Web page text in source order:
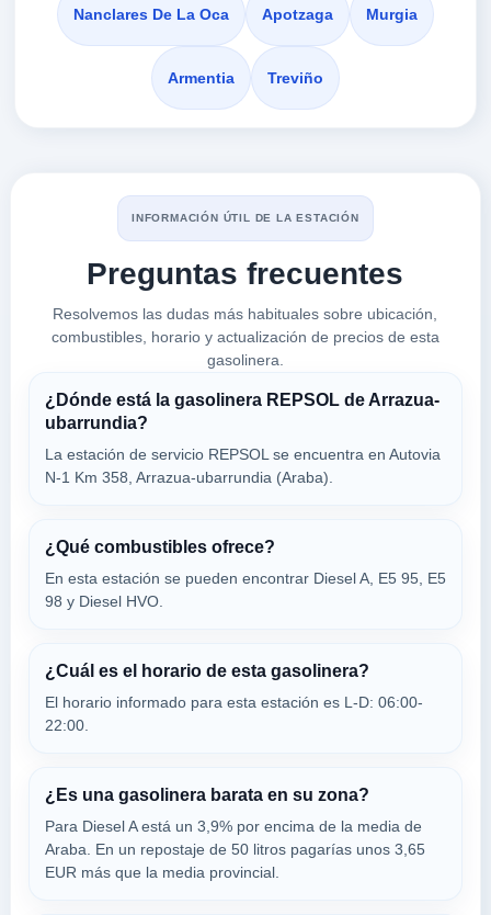
VITORIA-GASTEIZ,
01520
VER PRECIOS
ONA LOWCOST
Calle Agirrelanda, 12
VER PRECIOS
a 5.17 Km
Calle Portal De Arriaga, 66
01520
CEPSA
VITORIA-GASTEIZ,
01520
VER PRECIOS
a 5.56 Km
Calle Venta De La Estrella, 5
VITORIA-GASTEIZ,
01520
VER PRECIOS
Nanclares De La Oca Apotzaga Murgia
Armentia Treviño
INFORMACIÓN ÚTIL DE LA ESTACIÓN
Preguntas frecuentes
Resolvemos las dudas más habituales sobre ubicación,
combustibles, horario y actualización de precios de esta
gasolinera.
¿Dónde está la gasolinera REPSOL de Arrazua-
ubarrundia?
La estación de servicio REPSOL se encuentra en Autovia
N-1 Km 358, Arrazua-ubarrundia (Araba).
¿Qué combustibles ofrece?
En esta estación se pueden encontrar Diesel A, E5 95, E5
98 y Diesel HVO.
¿Cuál es el horario de esta gasolinera?
El horario informado para esta estación es L-D: 06:00-
22:00.
¿Es una gasolinera barata en su zona?
Para Diesel A está un 3,9% por encima de la media de
Araba. En un repostaje de 50 litros pagarías unos 3,65
EUR más que la media provincial.